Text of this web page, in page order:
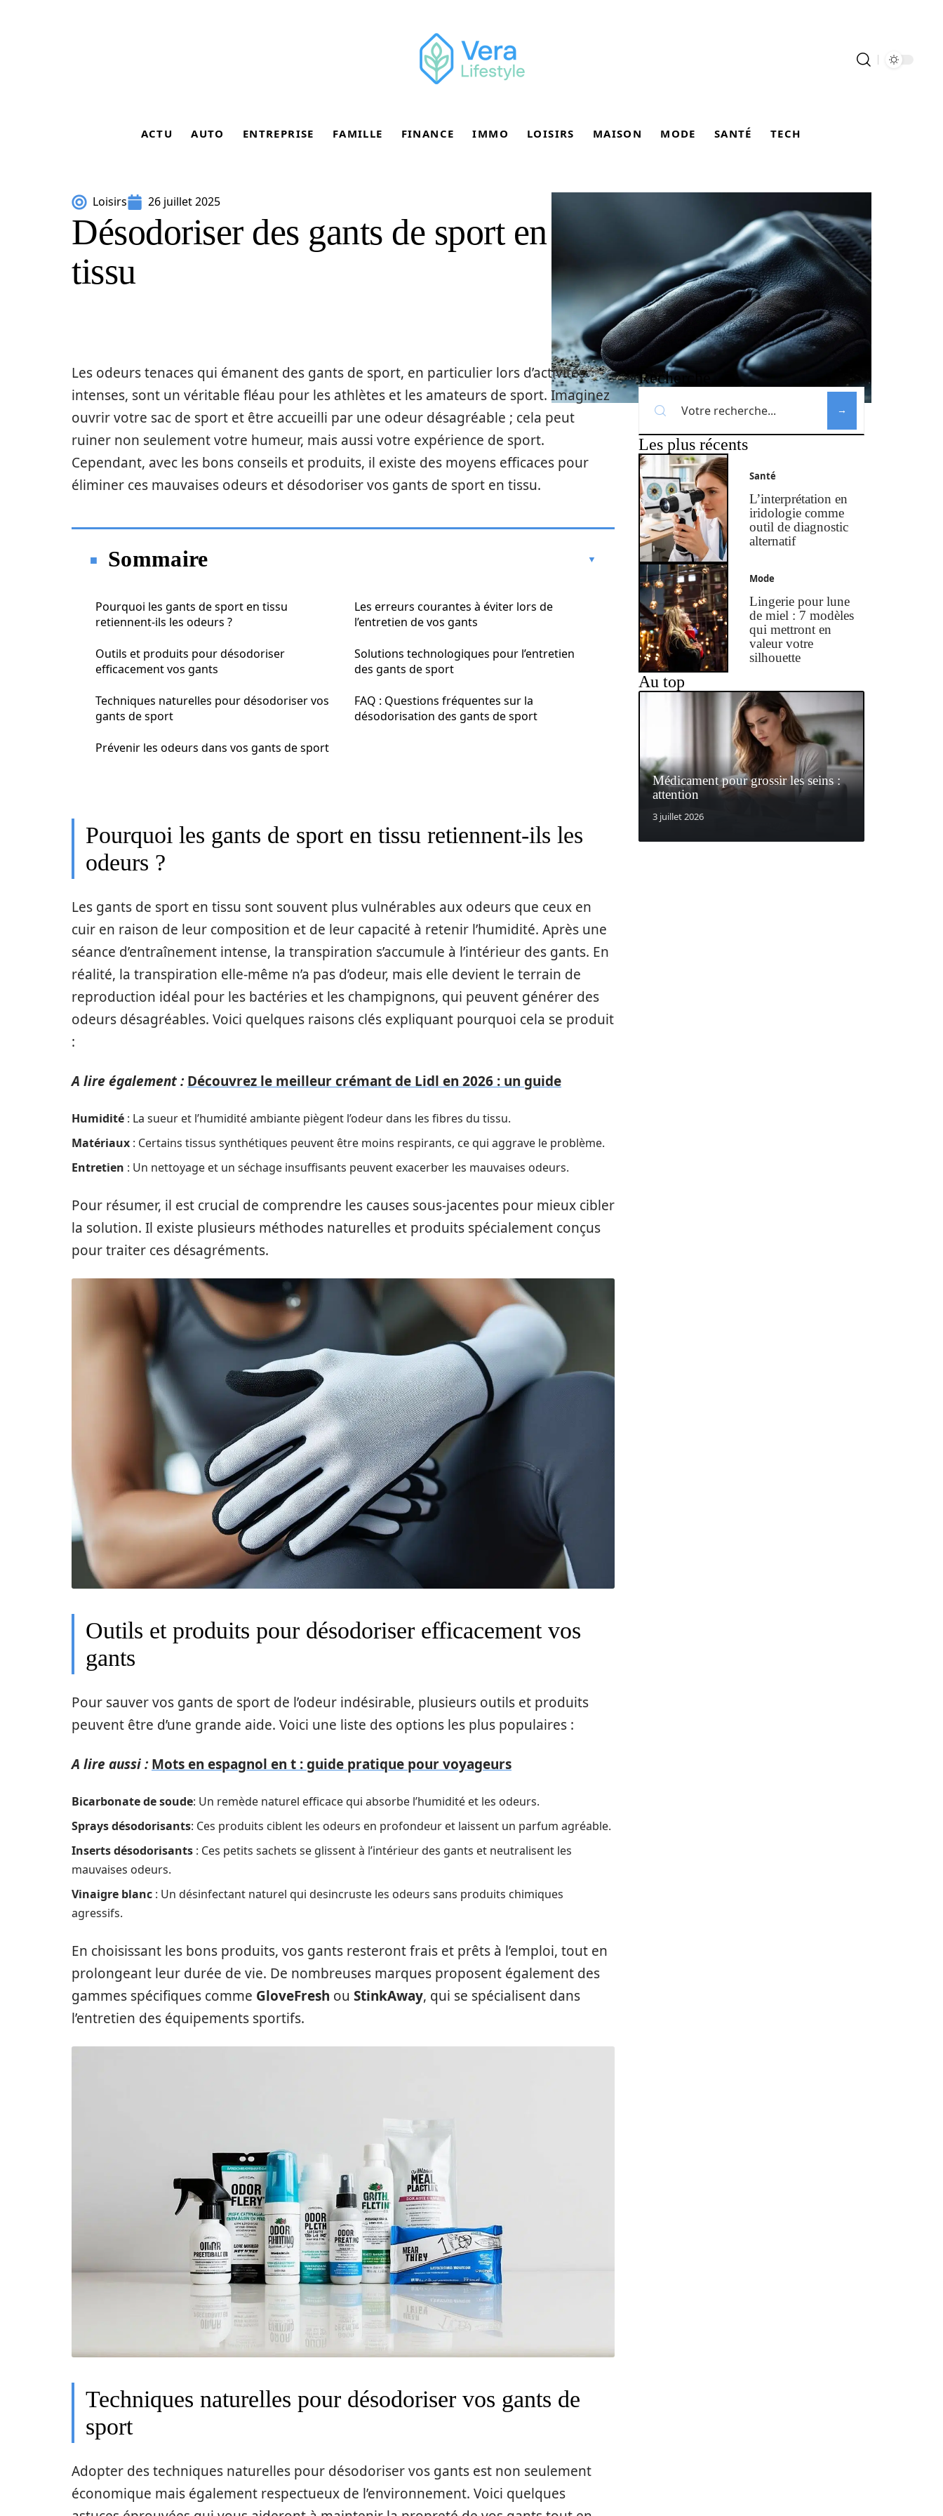
ACTU AUTO ENTREPRISE FAMILLE FINANCE IMMO LOISIRS MAISON MODE SANTÉ TECH
Loisirs 26 juillet 2025
Désodoriser des gants de sport en
tissu
Les odeurs tenaces qui émanent des gants de sport, en particulier lors d’activités
intenses, sont un véritable fléau pour les athlètes et les amateurs de sport. Imaginez
ouvrir votre sac de sport et être accueilli par une odeur désagréable ; cela peut
ruiner non seulement votre humeur, mais aussi votre expérience de sport.
Cependant, avec les bons conseils et produits, il existe des moyens efficaces pour
éliminer ces mauvaises odeurs et désodoriser vos gants de sport en tissu.
Sommaire
Pourquoi les gants de sport en tissu
retiennent-ils les odeurs ?
Outils et produits pour désodoriser
efficacement vos gants
Techniques naturelles pour désodoriser vos
gants de sport
Prévenir les odeurs dans vos gants de sport
Les erreurs courantes à éviter lors de
l’entretien de vos gants
Solutions technologiques pour l’entretien
des gants de sport
FAQ : Questions fréquentes sur la
désodorisation des gants de sport
Pourquoi les gants de sport en tissu retiennent-ils les
odeurs ?
Les gants de sport en tissu sont souvent plus vulnérables aux odeurs que ceux en
cuir en raison de leur composition et de leur capacité à retenir l’humidité. Après une
séance d’entraînement intense, la transpiration s’accumule à l’intérieur des gants. En
réalité, la transpiration elle-même n’a pas d’odeur, mais elle devient le terrain de
reproduction idéal pour les bactéries et les champignons, qui peuvent générer des
odeurs désagréables. Voici quelques raisons clés expliquant pourquoi cela se produit
:
A lire également : Découvrez le meilleur crémant de Lidl en 2026 : un guide
Humidité : La sueur et l’humidité ambiante piègent l’odeur dans les fibres du tissu.
Matériaux : Certains tissus synthétiques peuvent être moins respirants, ce qui aggrave le problème.
Entretien : Un nettoyage et un séchage insuffisants peuvent exacerber les mauvaises odeurs.
Pour résumer, il est crucial de comprendre les causes sous-jacentes pour mieux cibler
la solution. Il existe plusieurs méthodes naturelles et produits spécialement conçus
pour traiter ces désagréments.
Outils et produits pour désodoriser efficacement vos
gants
Pour sauver vos gants de sport de l’odeur indésirable, plusieurs outils et produits
peuvent être d’une grande aide. Voici une liste des options les plus populaires :
A lire aussi : Mots en espagnol en t : guide pratique pour voyageurs
Bicarbonate de soude: Un remède naturel efficace qui absorbe l’humidité et les odeurs.
Sprays désodorisants: Ces produits ciblent les odeurs en profondeur et laissent un parfum agréable.
Inserts désodorisants : Ces petits sachets se glissent à l’intérieur des gants et neutralisent les
mauvaises odeurs.
Vinaigre blanc : Un désinfectant naturel qui desincruste les odeurs sans produits chimiques
agressifs.
En choisissant les bons produits, vos gants resteront frais et prêts à l’emploi, tout en
prolongeant leur durée de vie. De nombreuses marques proposent également des
gammes spécifiques comme GloveFresh ou StinkAway, qui se spécialisent dans
l’entretien des équipements sportifs.
Techniques naturelles pour désodoriser vos gants de
sport
Adopter des techniques naturelles pour désodoriser vos gants est non seulement
économique mais également respectueux de l’environnement. Voici quelques
Recherche
Les plus récents
Santé
L’interprétation en
iridologie comme
outil de diagnostic
alternatif
Mode
Lingerie pour lune
de miel : 7 modèles
qui mettront en
valeur votre
silhouette
Au top
Médicament pour grossir les seins :
attention
3 juillet 2026